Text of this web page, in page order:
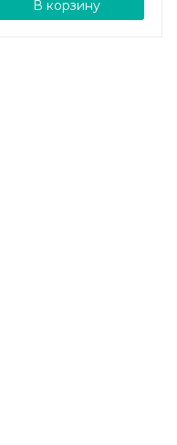
В корзину